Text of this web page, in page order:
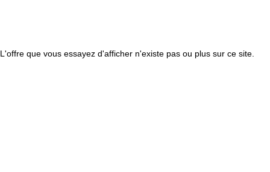
L'offre que vous essayez d'afficher n'existe pas ou plus sur ce site.